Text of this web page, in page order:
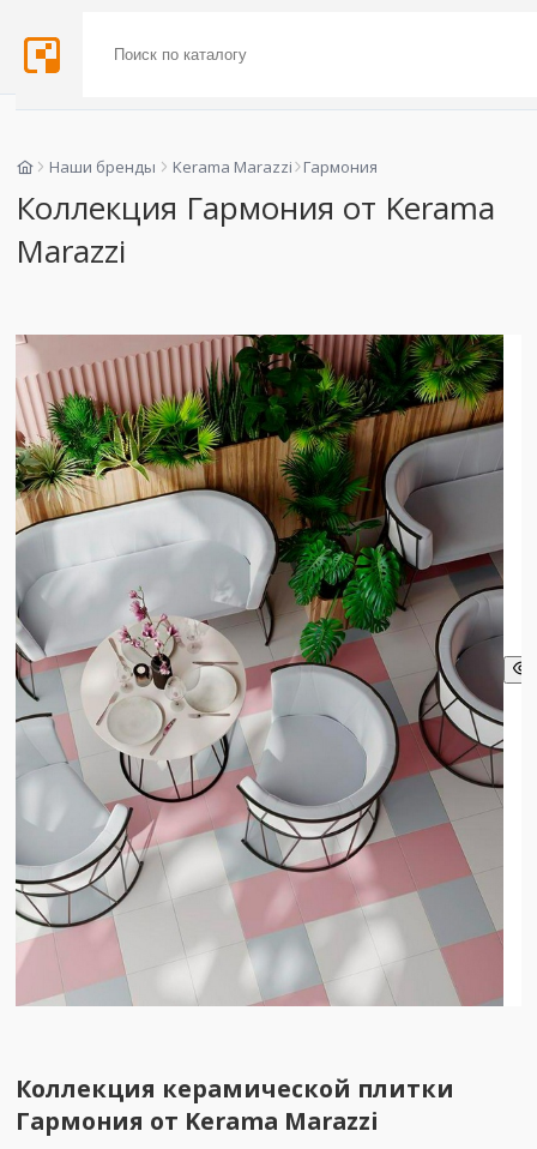
Наши бренды Kerama Marazzi Гармония
Коллекция Гармония от Kerama
Marazzi
Коллекция керамической плитки
Гармония от Kerama Marazzi